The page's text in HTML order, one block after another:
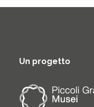
Un progetto